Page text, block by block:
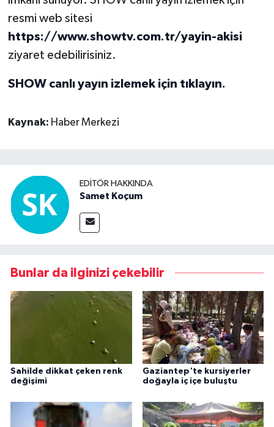
resmi web sitesi
https://www.showtv.com.tr/yayin-akisi
ziyaret edebilirisiniz.
SHOW canlı yayın izlemek için tıklayın.
Kaynak: Haber Merkezi
EDITÖR HAKKINDA
Samet Koçum
Bunlar da ilginizi çekebilir
Sahilde dikkat çeken renk
değişimi
Gaziantep'te kursiyerler
doğayla iç içe buluştu